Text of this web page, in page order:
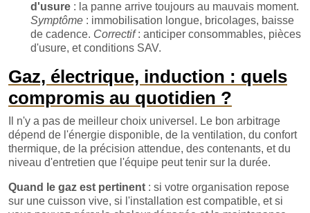
d'usure : la panne arrive toujours au mauvais moment.
Symptôme : immobilisation longue, bricolages, baisse
de cadence. Correctif: anticiper consommables, pièces
d'usure, et conditions SAV.
Gaz, électrique, induction : quels
compromis au quotidien ?
Il n'y a pas de meilleur choix universel. Le bon arbitrage
dépend de l'énergie disponible, de la ventilation, du confort
thermique, de la précision attendue, des contenants, et du
niveau d'entretien que l'équipe peut tenir sur la durée.
Quand le gaz est pertinent : si votre organisation repose
sur une cuisson vive, si l'installation est compatible, et si